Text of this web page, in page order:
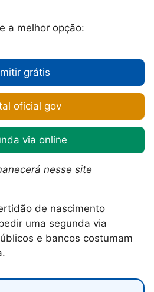
a melhor opção:
grátis
oficial gov
via online
nesse site
de nascimento
uma segunda via
e bancos costumam